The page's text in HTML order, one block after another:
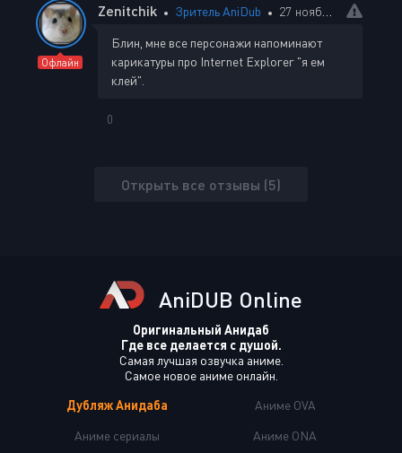
Офлайн
Zenitchik Зритель AniDub 27 ноября 2024 15:27
Блин, мне все персонажи напоминают
карикатуры про Internet Explorer "я ем
клей".
0
Открыть все отзывы (5)
AniDUB Online
Оригинальный Анидаб
Где все делается с душой.
Самая лучшая озвучка аниме.
Самое новое аниме онлайн.
Дубляж Анидаба
Аниме сериалы
Аниме OVA
Аниме ONA